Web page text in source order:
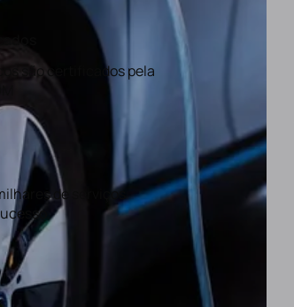
são certificados pela
de serviços